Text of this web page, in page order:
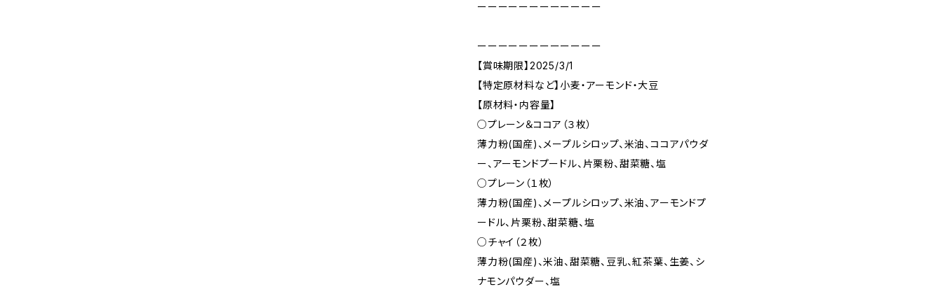
ーーーーーーーーーーーー
ーーーーーーーーーーーー
【賞味期限】2025/3/1
【特定原材料など】小麦・アーモンド・大豆
【原材料・内容量】
○プレーン＆ココア（３枚）
薄力粉(国産)、メープルシロップ、米油、ココアパウダ
ー、アーモンドプードル、片栗粉、甜菜糖、塩
○プレーン（１枚）
薄力粉(国産)、メープルシロップ、米油、アーモンドプ
ードル、片栗粉、甜菜糖、塩
○チャイ（２枚）
薄力粉(国産)、米油、甜菜糖、豆乳、紅茶葉、生姜、シ
ナモンパウダー、塩